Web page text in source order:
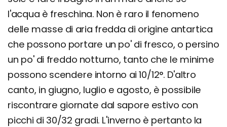
l'acqua è freschina. Non è raro il fenomeno
delle masse di aria fredda di origine antartica
che possono portare un po' di fresco, o persino
un po' di freddo notturno, tanto che le minime
possono scendere intorno ai 10/12°. D'altro
canto, in giugno, luglio e agosto, è possibile
riscontrare giornate dal sapore estivo con
picchi di 30/32 gradi. L'inverno è pertanto la